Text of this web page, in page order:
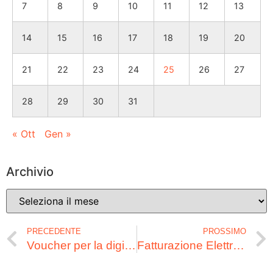
7 8 9 10 11 12 13
14 15 16 17 18 19 20
21 22 23 24 25 26 27
28 29 30 31
« Ott Gen »
Archivio
PRECEDENTE
Voucher per la digitalizzazione
PROSSIMO
Fatturazione Elettronica